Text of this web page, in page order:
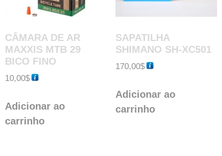
CÂMARA DE AR
MAXXIS MTB 29
BICO FINO
10,00$
Adicionar ao
carrinho
SAPATILHA
SHIMANO SH-XC501
170,00$
Adicionar ao
carrinho